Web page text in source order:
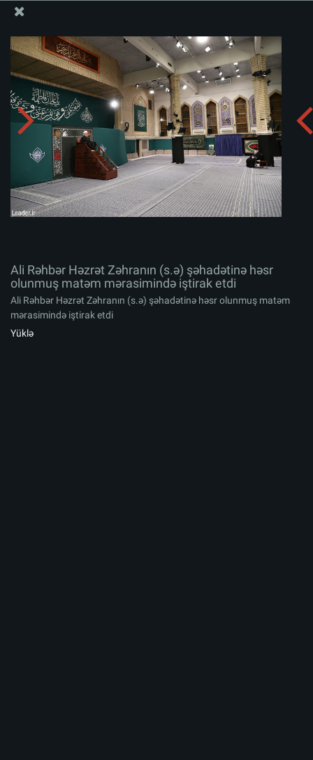
Ali Rəhbər Həzrət Zəhranın (s.ə) şəhadətinə həsr
olunmuş matəm mərasimində iştirak etdi
Albomu yüklə:
Ali Rəhbər Həzrət Zəhranın (s.ə) şəhadətinə həsr
olunmuş matəm mərasimində iştirak etdi
Ali Rəhbər Həzrət Zəhranın (s.ə) şəhadətinə həsr olunmuş matəm
mərasimində iştirak etdi
Yüklə